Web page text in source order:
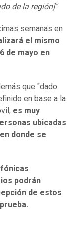
de la región]"
semanas en
el mismo
6 de mayo en
que "dado
en base a la
es muy
ubicadas
donde se
podrán
de estos